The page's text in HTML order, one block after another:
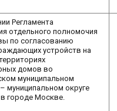
Регламента
отдельного полномочия
по согласованию
устройств на
домов во
муниципальном
муниципальном округе
городе Москве.